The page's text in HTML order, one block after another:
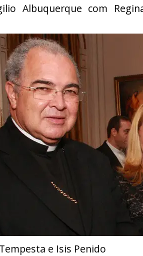
Albuquerque com
e Isis Penido